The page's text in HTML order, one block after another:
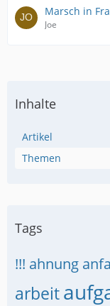
Marsch in
Joe
Inhalte
Artikel
Themen
Tags
!!! ahnung
arbeit